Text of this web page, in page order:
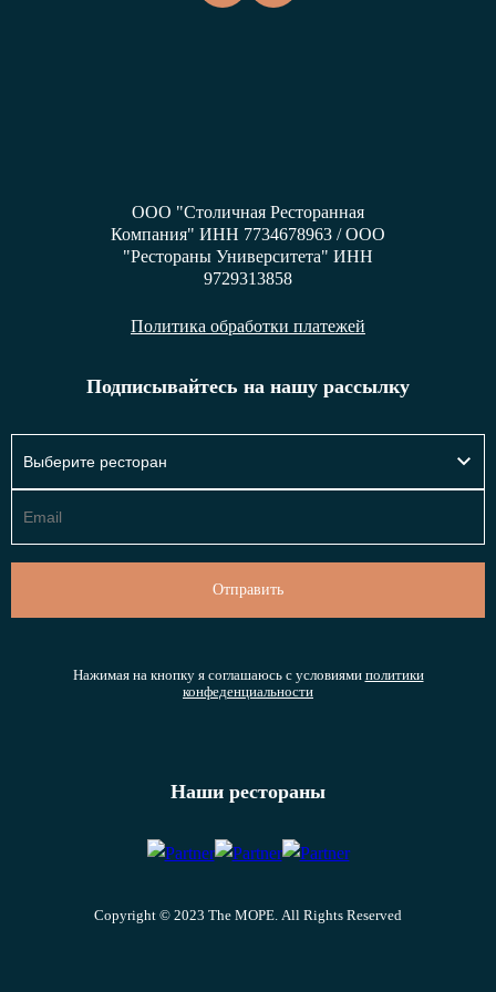
Наши рестораны
ООО "Столичная Ресторанная
Компания" ИНН 7734678963 / ООО
"Рестораны Университета" ИНН
9729313858
Политика обработки платежей
Подписывайтесь на нашу рассылку
Нажимая на кнопку я соглашаюсь с условиями политики
конфеденциальности
Copyright © 2023 The МОРЕ. All Rights Reserved